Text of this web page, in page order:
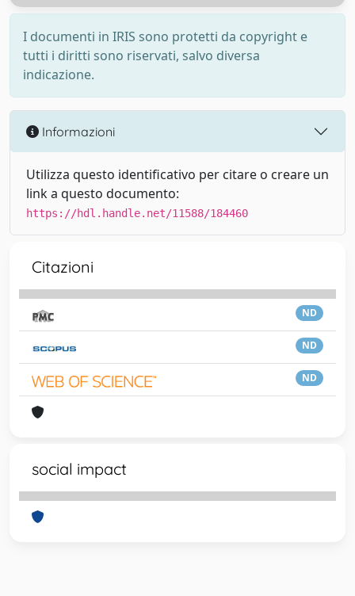
I documenti in IRIS sono protetti da copyright e
tutti i diritti sono riservati, salvo diversa
indicazione.
Informazioni
Utilizza questo identificativo per citare o creare un
link a questo documento:
https://hdl.handle.net/11588/184460
Citazioni
ND
ND
ND
social impact